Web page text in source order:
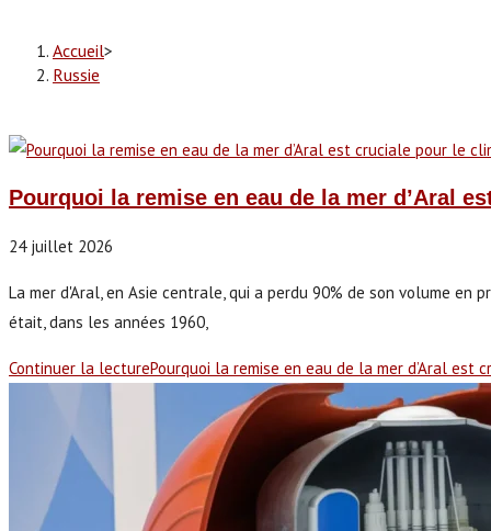
Accueil>
Russie
Pourquoi la remise en eau de la mer d’Aral
24 juillet 2026
La mer d'Aral, en Asie centrale, qui a perdu 90% de son volume en
était, dans les années 1960,
Continuer la lecturePourquoi la remise en eau de la mer d’Aral est